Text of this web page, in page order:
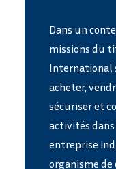
Dans un
missions du
International
acheter,
sécuriser et
activités dans
entreprise
organisme de